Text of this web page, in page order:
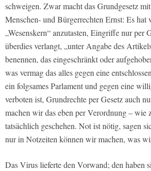
schweigen. Zwar macht das Grundgesetz
Menschen- und Bürgerrechten Ernst: Es hat
„Wesenskern“ anzutasten, Eingriffe nur per
überdies verlangt, „unter Angabe des
benennen, das eingeschränkt oder
was vermag das alles gegen eine
ein folgsames Parlament und gegen eine
verboten ist, Grundrechte per Gesetz auch
machen wir das eben per Verordnung – wie
tatsächlich geschehen. Not ist nötig, sagen
nur in Notzeiten können wir machen, was
Das Virus lieferte den Vorwand; den haben